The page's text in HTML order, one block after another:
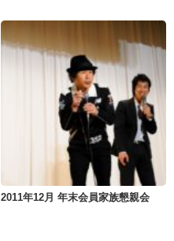
2011年12月 年末会員家族懇親会